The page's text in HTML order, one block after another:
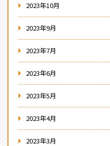
2023年10月
2023年9月
2023年7月
2023年6月
2023年5月
2023年4月
2023年3月